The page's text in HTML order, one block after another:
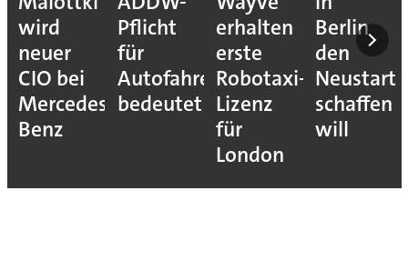
wird
neuer
CIO bei
Mercedes-
Benz
Pflicht
für
Autofahrer
bedeutet
erhalten
erste
Robotaxi-
Lizenz
für
London
Berlin
den
Neustart
schaffen
will